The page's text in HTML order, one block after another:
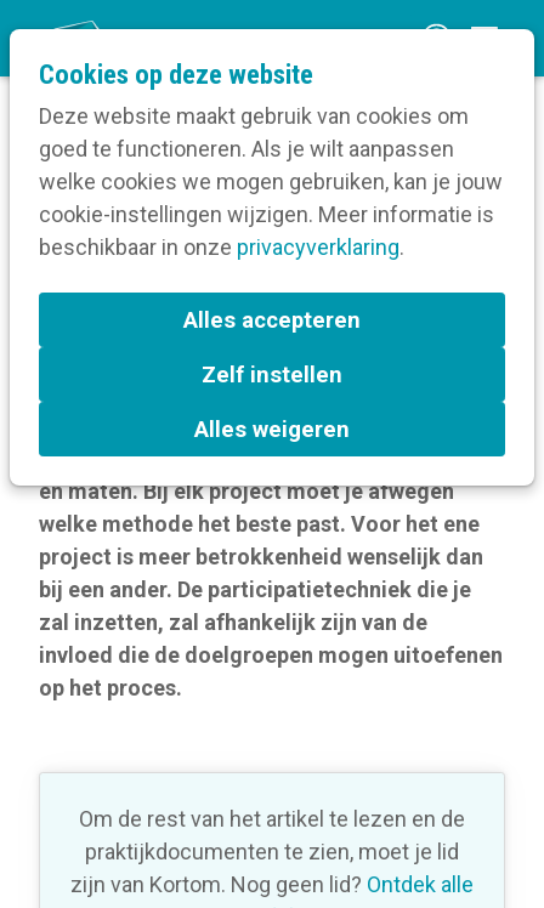
Cookies op deze website
Deze website maakt gebruik van cookies om
goed te functioneren. Als je wilt aanpassen
welke cookies we mogen gebruiken, kan je jouw
cookie-instellingen wijzigen. Meer informatie is
beschikbaar in onze privacyverklaring.
Alles accepteren
Zelf instellen
Alles weigeren
n
m
Home
Blog
Hoe kies je een participatiemethode?
Hoe kies je een
participatiemethode?
Participatie bestaat in verschillende vormen
en maten. Bij elk project moet je afwegen
welke methode het beste past. Voor het ene
project is meer betrokkenheid wenselijk dan
bij een ander. De participatietechniek die je
zal inzetten, zal afhankelijk zijn van de
invloed die de doelgroepen mogen uitoefenen
op het proces.
Om de rest van het artikel te lezen en de
praktijkdocumenten te zien, moet je lid
zijn van Kortom. Nog geen lid? Ontdek alle